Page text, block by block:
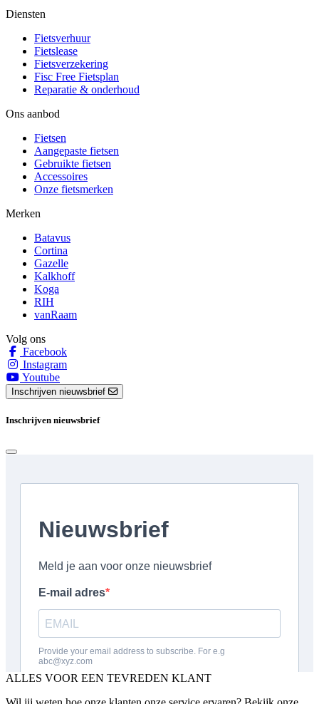
Diensten
Fietsverhuur
Fietslease
Fietsverzekering
Fisc Free Fietsplan
Reparatie & onderhoud
Ons aanbod
Fietsen
Aangepaste fietsen
Gebruikte fietsen
Accessoires
Onze fietsmerken
Merken
Batavus
Cortina
Gazelle
Kalkhoff
Koga
RIH
vanRaam
Volg ons
Facebook
Instagram
Youtube
Inschrijven nieuwsbrief
Inschrijven nieuwsbrief
ALLES VOOR EEN TEVREDEN KLANT